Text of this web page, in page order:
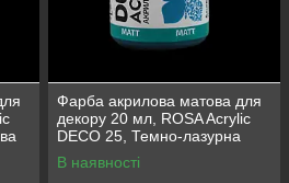
Фарба акрилова матова для
декору 20 мл, ROSA Acrylic
DECO 25, Темно-лазурна
В наявності